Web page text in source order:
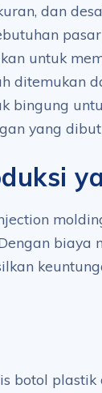
dan
untuk
ditemukan
bingung
yang
biaya
botol